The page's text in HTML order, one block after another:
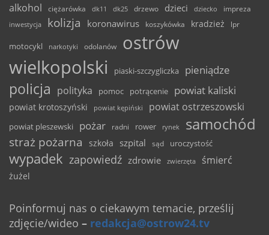
alkohol ciężarówka dk11 dk25 drzewo dzieci dziecko
impreza
inwestycja
kolizja koronawirus koszykówka kradzież lpr
motocykl narkotyki odolanów
ostrów
wielkopolski
piaski-szczygliczka pieniądze
policja polityka pomoc potrącenie powiat kaliski
powiat krotoszyński powiat kępiński powiat ostrzeszowski
powiat pleszewski pożar radni rower rynek samochód
straż pożarna szkoła szpital sąd uroczystość
wypadek zapowiedź zdrowie zwierzęta śmierć
żużel
Poinformuj nas o ciekawym temacie, prześlij
zdjęcie/wideo – redakcja@ostrow24.tv